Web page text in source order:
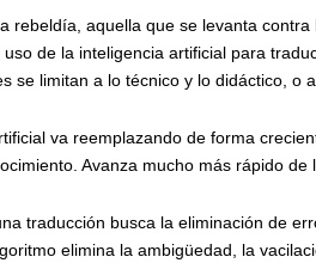
rebeldía, aquella que se levanta
de la inteligencia artificial para
se limitan a lo técnico y lo didáctico, o
va reemplazando de forma
Avanza mucho más rápido
traducción busca la eliminación de
elimina la ambigüedad, la